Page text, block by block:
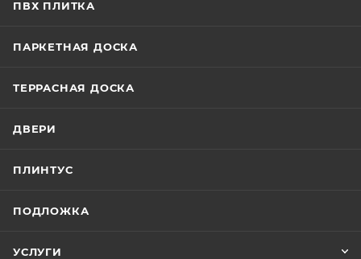
ПВХ ПЛИТКА
ПАРКЕТНАЯ ДОСКА
ТЕРРАСНАЯ ДОСКА
ДВЕРИ
ПЛИНТУС
ПОДЛОЖКА
УСЛУГИ